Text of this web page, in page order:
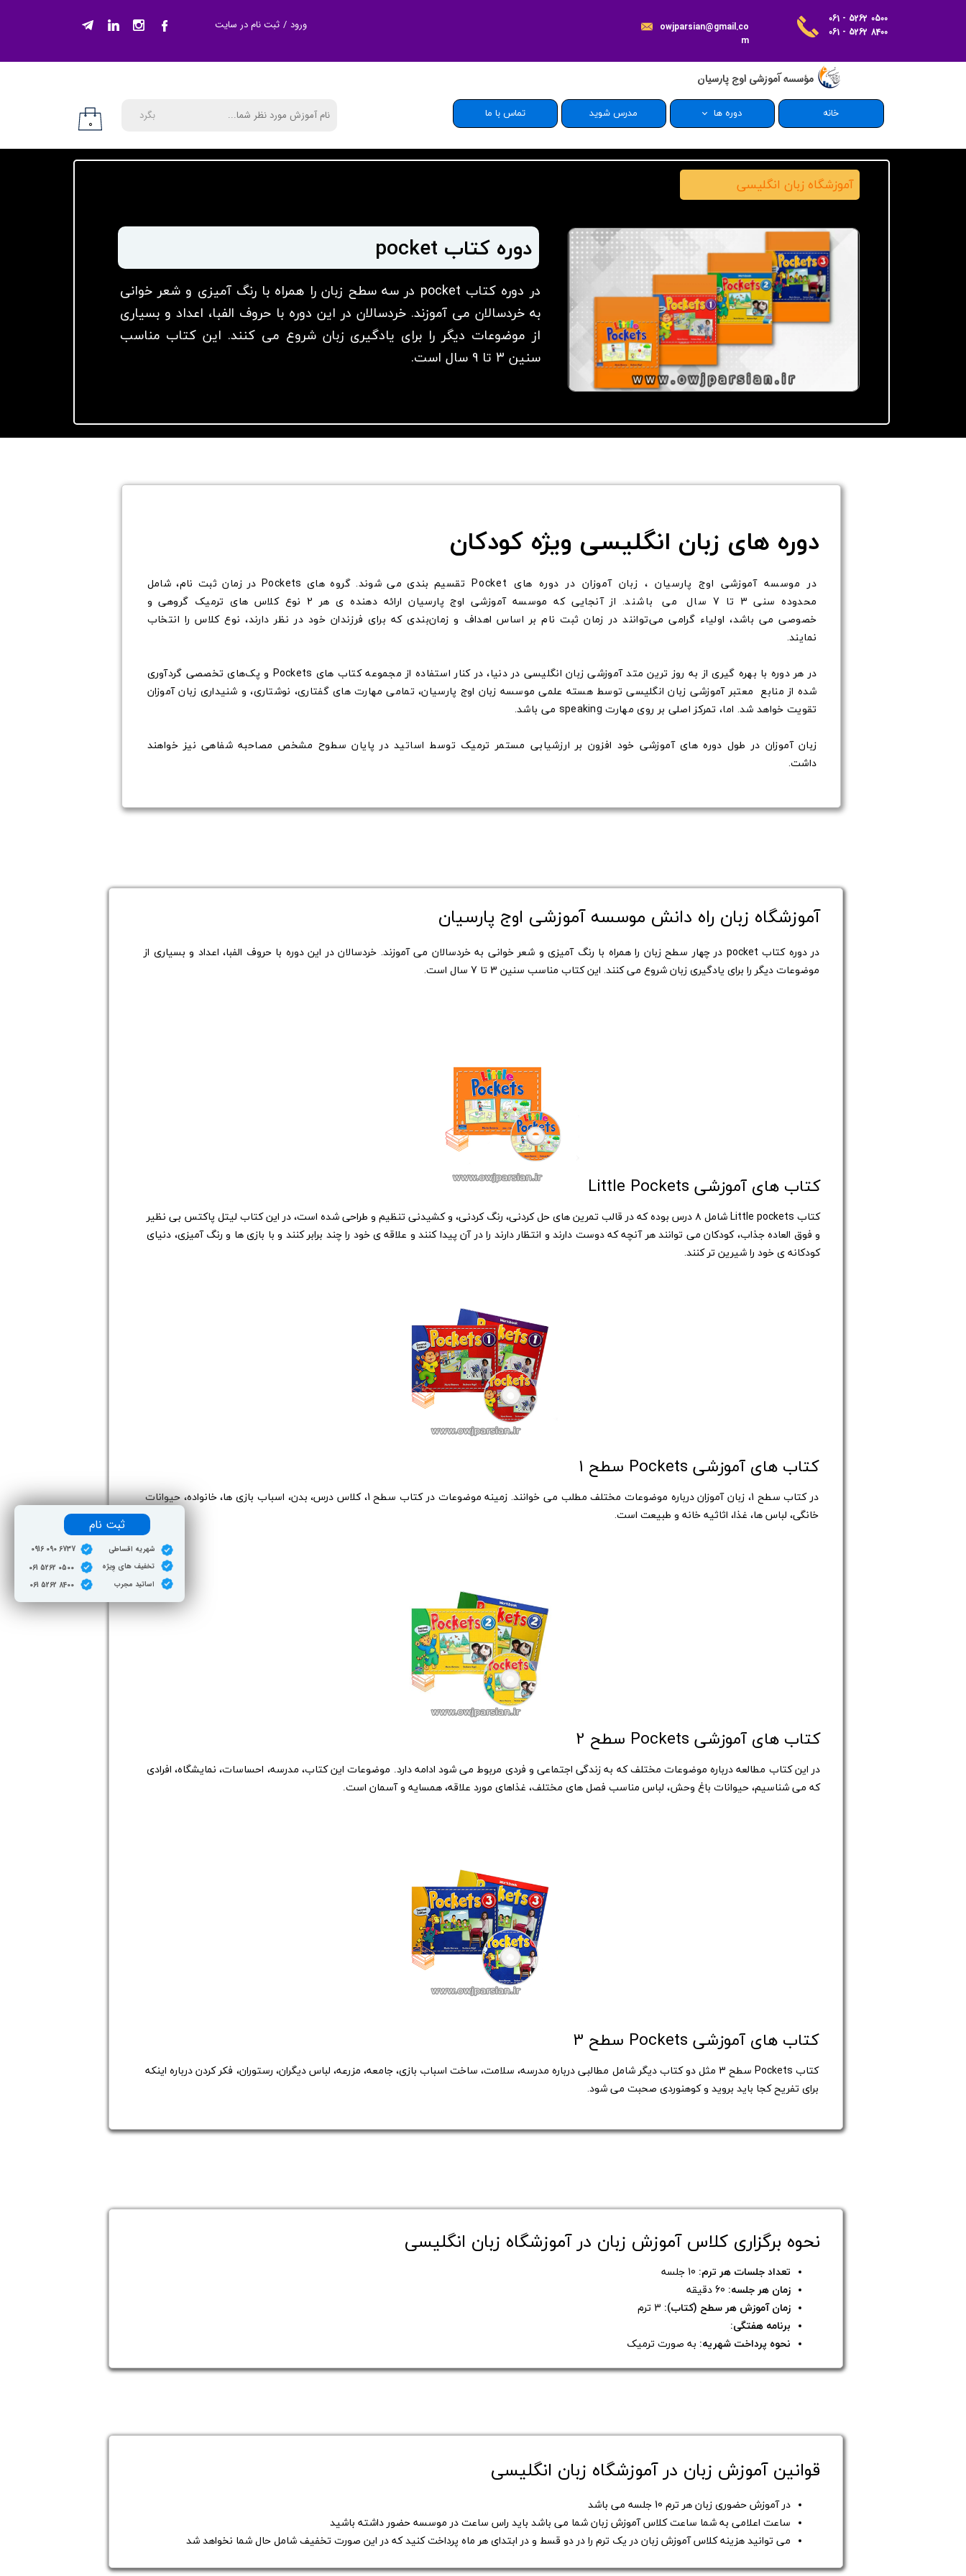
061 - 5262 0500
061 - 5262 8400
owjparsian@gmail.co
m
ورود / ثبت نام در سایت
کاربری
مؤسسه آموزشی اوج پارسیان
خانه دوره ها
دپارتمان IT
دپارتمان بهداشت و ایمنی
دپارتمان بهداشت و درمان
تربیت معلم
آینده سازان
دپارتمان هنر
سایر موارد
مدرس شوید تماس با ما
۰
بگرد
دوره کتاب pocket
​​​​​​​در دوره کتاب pocket در سه سطح زبان را همراه با رنگ آمیزی و شعر خوانی
به خردسالان می آموزند. خردسالان در این دوره با حروف الفبا، اعداد و بسیاری
از موضوعات دیگر را برای یادگیری زبان شروع می کنند. این کتاب مناسب
سنین 3 تا 9 سال است.
آموزشگاه زبان انگلیسی
دوره های زبان انگلیسی ویژه کودکان
در موسسه آموزشی اوج پارسیان ، زبان آموزان در دوره های Pocket
تقسیم بندی می شوند. گروه های Pockets در زمان ثبت نام، شامل
محدوده سنی 3 تا 7
سال می باشند
. از آنجایی که موسسه آموزشی اوج پارسیان ارائه دهنده ی هر 2 نوع کلاس های ترمیک گروهی و
خصوصی می باشد، اولیاء گرامی می‌توانند در زمان ثبت نام بر اساس اهداف و زمان‌بندی که برای فرزندان خود در نظر دارند، نوع کلاس را انتخاب
نمایند.
در هر دوره با بهره گیری از به روز ترین متد آموزشی زبان انگلیسی در دنیا، در کنار استفاده از مجموعه کتاب های Pockets و پک‌های تخصصی گردآوری
شده از منابع معتبر آموزشی زبان انگلیسی توسط هسته علمی موسسه زبان اوج پارسیان، تمامی مهارت های گفتاری، نوشتاری، و شنیداری زبان آموزان
تقویت خواهد شد. اما، تمرکز اصلی بر روی مهارت speaking می باشد.
زبان آموزان در طول دوره های آموزشی خود افزون بر ارزشیابی مستمر ترمیک توسط اساتید در پایان سطوح مشخص مصاحبه شفاهی نیز خواهند
داشت.​​​​​​​
در دوره کتاب pocket در چهار سطح زبان را همراه با رنگ آمیزی و شعر خوانی به خردسالان می آموزند. خردسالان در این دوره با حروف الفبا، اعداد و بسیاری از
موضوعات دیگر را برای یادگیری زبان شروع می کنند. این کتاب مناسب سنین 3 تا 7 سال است.
آموزشگاه زبان راه دانش موسسه آموزشی اوج پارسیان
کتاب های آموزشی Pockets سطح 1
در کتاب سطح 1، زبان آموزان درباره موضوعات مختلف مطلب می خوانند. زمینه موضوعات در کتاب سطح 1، کلاس درس، بدن، اسباب بازی ها، خانواده، حیوانات
خانگی، لباس ها، غذا، اثاثیه خانه و طبیعت است.​​​​​​​
کتاب های آموزشی Pockets سطح 2
در این کتاب مطالعه درباره موضوعات مختلف که به زندگی اجتماعی و فردی مربوط می شود ادامه دارد. موضوعات این کتاب، مدرسه، احساسات، نمایشگاه، افرادی
که می شناسیم، حیوانات باغ وحش، لباس مناسب فصل های مختلف، غذاهای مورد علاقه، همسایه و آسمان است.​​​​​​​
کتاب های آموزشی Pockets سطح 3
کتاب Pockets سطح 3 مثل دو کتاب دیگر شامل مطالبی درباره مدرسه، سلامت، ساخت اسباب بازی، جامعه، مزرعه، لباس دیگران، رستوران، فکر کردن درباره اینکه
برای تفریح کجا باید بروید و کوهنوردی صحبت می شود.
کتاب های آموزشی Little Pockets
کتاب Little pockets شامل ۸ درس بوده که در قالب تمرین های حل کردنی، رنگ کردنی، و کشیدنی تنظیم و طراحی شده است، در این کتاب لیتل پاکتس بی نظیر
و فوق العاده جذاب، کودکان می توانند هر آنچه که دوست دارند و انتظار دارند را در آن پیدا کنند و علاقه ی خود را چند برابر کنند و با بازی ها و رنگ آمیزی، دنیای
کودکانه ی خود را شیرین تر کنند.
تعداد جلسات هر ترم:
زمان هر جلسه:
زمان آموزش هر سطح (کتاب): 3 ترم
برنامه هفتگی:
نحوه پرداخت شهریه: به صورت ترمیک
نحوه برگزاری کلاس آموزش زبان در آموزشگاه زبان انگلیسی​​​​​​​
در آموزش حضوری زبان هر ترم 10 جلسه می باشد
ساعت اعلامی به شما ساعت کلاس آموزش زبان شما می باشد باید راس ساعت در موسسه حضور داشته باشید
می توانید هزینه کلاس آموزش زبان در یک ترم را در دو قسط و در ابتدای هر ماه پرداخت کنید که در این صورت تخفیف شامل حال شما نخواهد شد
قوانین آموزش زبان در آموزشگاه زبان انگلیسی
​شهریه اقساطی
تخفیف های وِیژه
اساتید مجرب
0916 090 6737
061 5262 0500
061 5262 8400
ثبت نام